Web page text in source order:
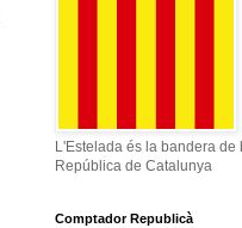
L'Estelada és la bandera de
República de Catalunya
Comptador Republicà